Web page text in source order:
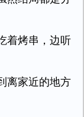
着烤串，边听
离家近的地方